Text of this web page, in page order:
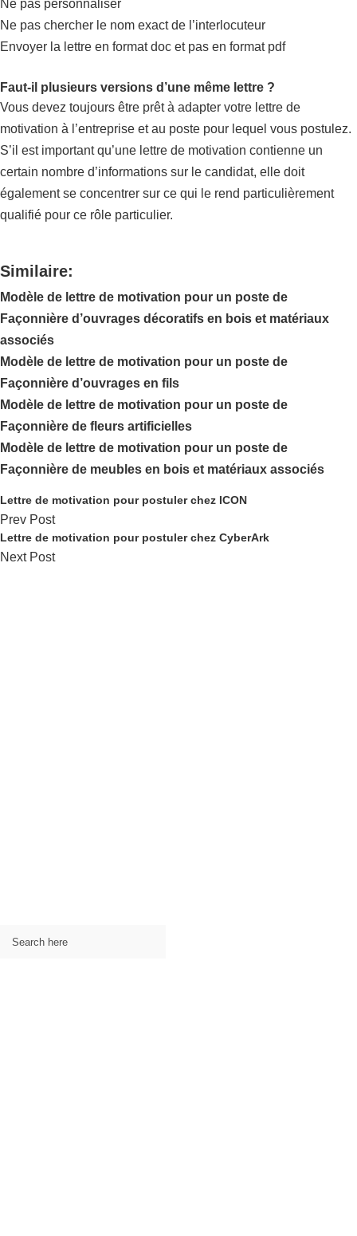
Ne pas personnaliser
Ne pas chercher le nom exact de l’interlocuteur
Envoyer la lettre en format doc et pas en format pdf
Faut-il plusieurs versions d’une même lettre ?
Vous devez toujours être prêt à adapter votre lettre de
motivation à l’entreprise et au poste pour lequel vous postulez.
S’il est important qu’une lettre de motivation contienne un
certain nombre d’informations sur le candidat, elle doit
également se concentrer sur ce qui le rend particulièrement
qualifié pour ce rôle particulier.
Similaire:
Modèle de lettre de motivation pour un poste de
Façonnière d’ouvrages décoratifs en bois et matériaux
associés
Modèle de lettre de motivation pour un poste de
Façonnière d’ouvrages en fils
Modèle de lettre de motivation pour un poste de
Façonnière de fleurs artificielles
Modèle de lettre de motivation pour un poste de
Façonnière de meubles en bois et matériaux associés
Lettre de motivation pour postuler chez ICON
Prev Post
Lettre de motivation pour postuler chez CyberArk
Next Post